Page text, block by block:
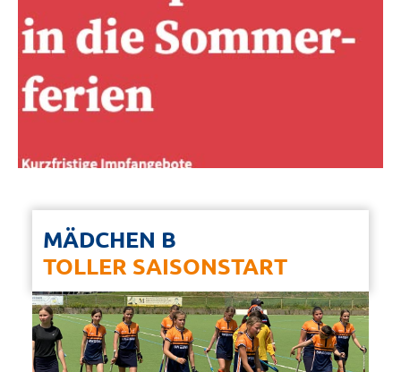
MÄDCHEN B
TOLLER SAISONSTART